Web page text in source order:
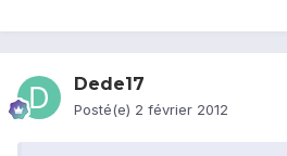
Dede17
Posté(e) 2 février 2012